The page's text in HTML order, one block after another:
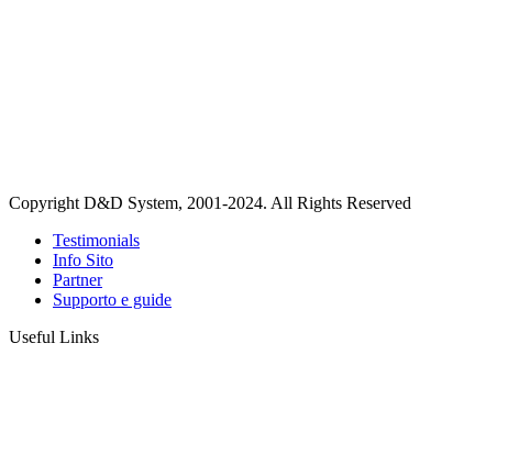
Copyright D&D System, 2001-2024. All Rights Reserved
Testimonials
Info Sito
Partner
Supporto e guide
Useful Links